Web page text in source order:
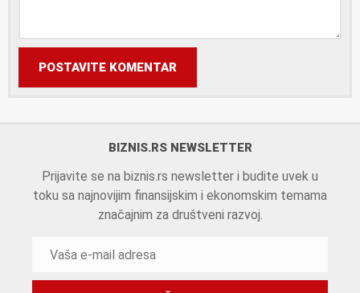
POSTAVITE KOMENTAR
BIZNIS.RS NEWSLETTER
Prijavite se na biznis.rs newsletter i budite uvek u
toku sa najnovijim finansijskim i ekonomskim temama
značajnim za društveni razvoj.